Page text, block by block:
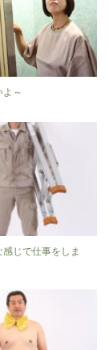
よ～
じで仕事をしま